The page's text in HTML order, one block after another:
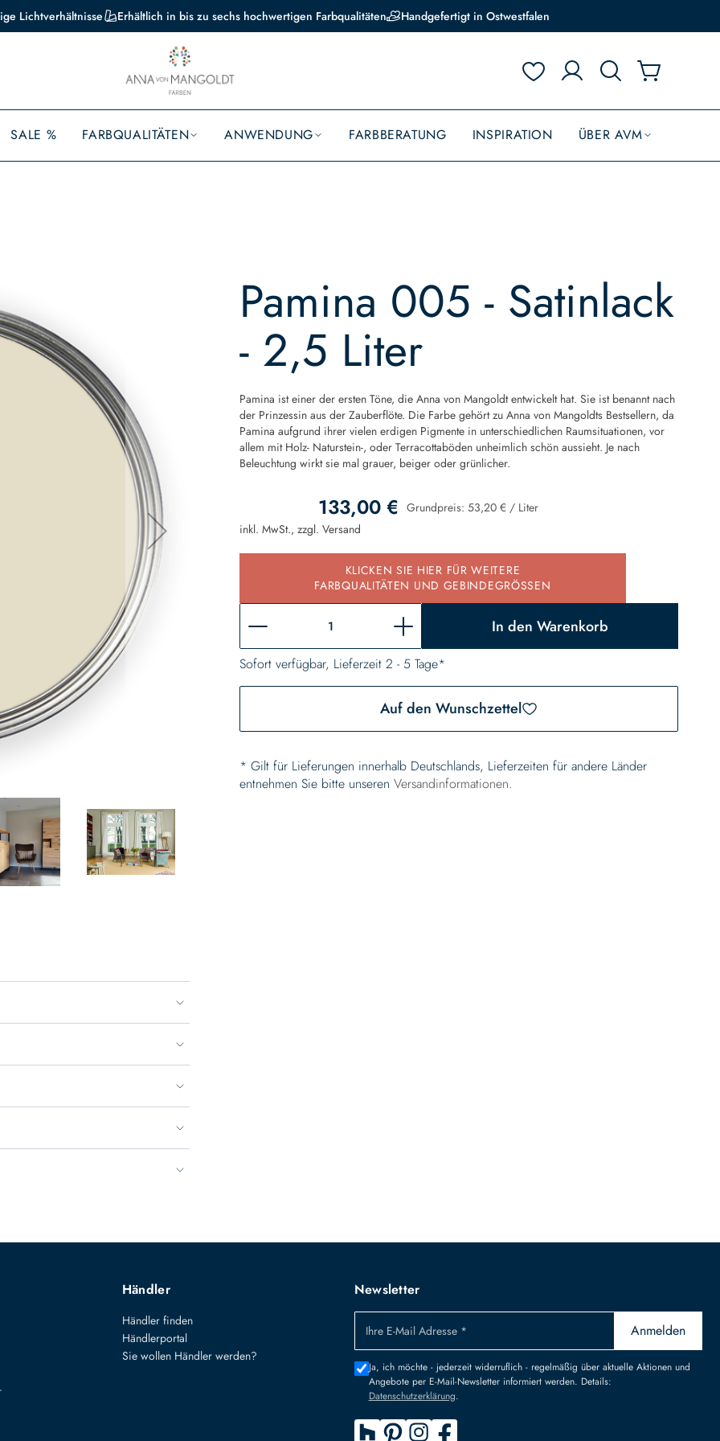
Lichtverhältnisse Erhältlich in bis zu sechs hochwertigen Farbqualitäten Handgefertigt in Ostwestfalen
SALE % FARBQUALITÄTEN ANWENDUNG FARBBERATUNG INSPIRATION ÜBER AVM
Pamina 005 - Satinlack
- 2,5 Liter
Pamina ist einer der ersten Töne, die Anna von Mangoldt entwickelt hat. Sie ist benannt nach
der Prinzessin aus der Zauberflöte. Die Farbe gehört zu Anna von Mangoldts Bestsellern, da
Pamina aufgrund ihrer vielen erdigen Pigmente in unterschiedlichen Raumsituationen, vor
allem mit Holz- Naturstein-, oder Terracottaböden unheimlich schön aussieht. Je nach
Beleuchtung wirkt sie mal grauer, beiger oder grünlicher.
133,00 € Grundpreis: 53,20 € / Liter
inkl. MwSt., zzgl.Versand
KLICKEN SIE HIER FÜR WEITERE
FARBQUALITÄTEN UND GEBINDEGRÖSSEN
In den Warenkorb
Sofort verfügbar, Lieferzeit 2 - 5 Tage*
Auf den Wunschzettel
* Gilt für Lieferungen innerhalb Deutschlands, Lieferzeiten für andere Länder
entnehmen Sie bitte unserenVersandinformationen.
Händler
Händler finden
Händlerportal
Sie wollen Händler werden?
Newsletter
Ihre E-Mail Adresse * Anmelden
Ja, ich möchte - jederzeit widerruflich - regelmäßig über aktuelle Aktionen und
Angebote per E-Mail-Newsletter informiert werden. Details:
Datenschutzerklärung.